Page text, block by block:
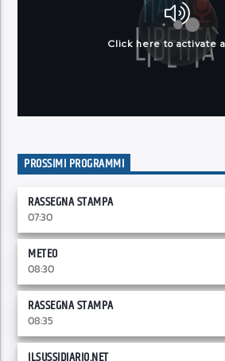
PROSSIMI PROGRAMMI
RASSEGNA STAMPA
07:30
METEO
08:30
RASSEGNA STAMPA
08:35